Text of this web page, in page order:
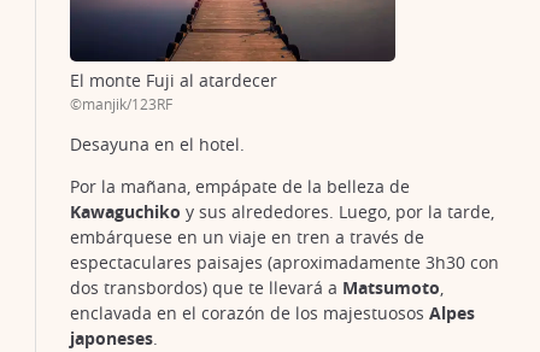
El monte Fuji al atardecer
©manjik/123RF
Desayuna en el hotel.
Por la mañana, empápate de la belleza de
Kawaguchiko y sus alrededores. Luego, por la tarde,
embárquese en un viaje en tren a través de
espectaculares paisajes (aproximadamente 3h30 con
dos transbordos) que te llevará a Matsumoto,
enclavada en el corazón de los majestuosos Alpes
japoneses.